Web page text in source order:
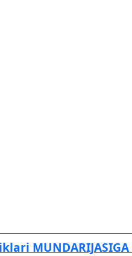
MUNDARIJASIGA